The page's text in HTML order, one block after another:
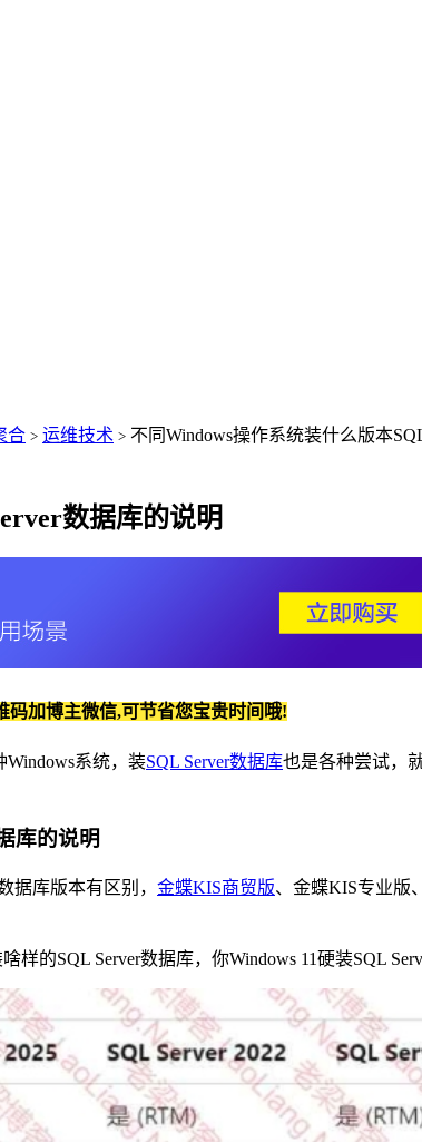
合 > 运维技术 > 不同Windows操作系统装什么版本
数据库的说明
码加博主微信,可节省您宝贵时间哦!
系统，装SQL Server数据库也是各种尝试，
库的说明
据库版本有区别， 金蝶KIS商贸版、金蝶KIS专业版、
的SQL Server数据库，你Windows 11硬装SQL